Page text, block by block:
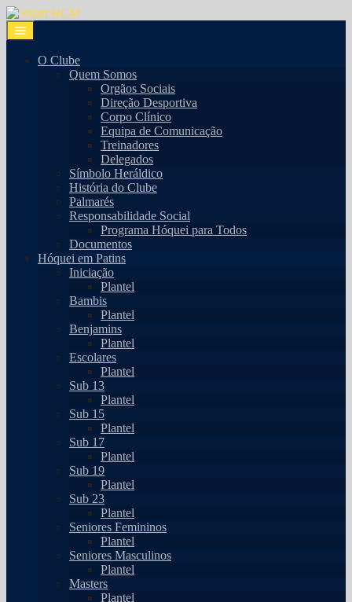
O Clube
Quem Somos
Orgãos Sociais
Direção Desportiva
Corpo Clínico
Equipa de Comunicação
Treinadores
Delegados
Símbolo Heráldico
História do Clube
Palmarés
Responsabilidade Social
Programa Hóquei para Todos
Documentos
Hóquei em Patins
Iniciação
Plantel
Bambis
Plantel
Benjamins
Plantel
Escolares
Plantel
Sub 13
Plantel
Sub 15
Plantel
Sub 17
Plantel
Sub 19
Plantel
Sub 23
Plantel
Seniores Femininos
Plantel
Seniores Masculinos
Plantel
Masters
Plantel